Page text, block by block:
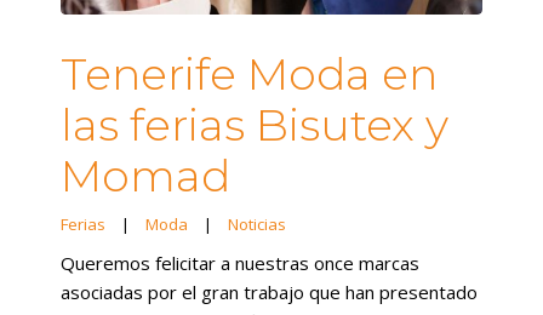
Tenerife Moda en
las ferias Bisutex y
Momad
Ferias | Moda | Noticias
Queremos felicitar a nuestras once marcas
asociadas por el gran trabajo que han presentado